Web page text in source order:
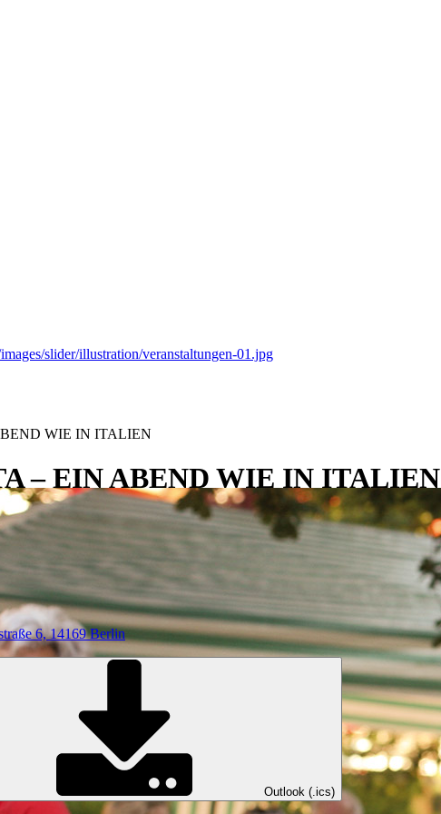
slider/illustration/veranstaltungen-01.jpg
WIE IN ITALIEN
– EIN ABEND WIE IN ITALIEN
6, 14169 Berlin
Outlook (.ics)